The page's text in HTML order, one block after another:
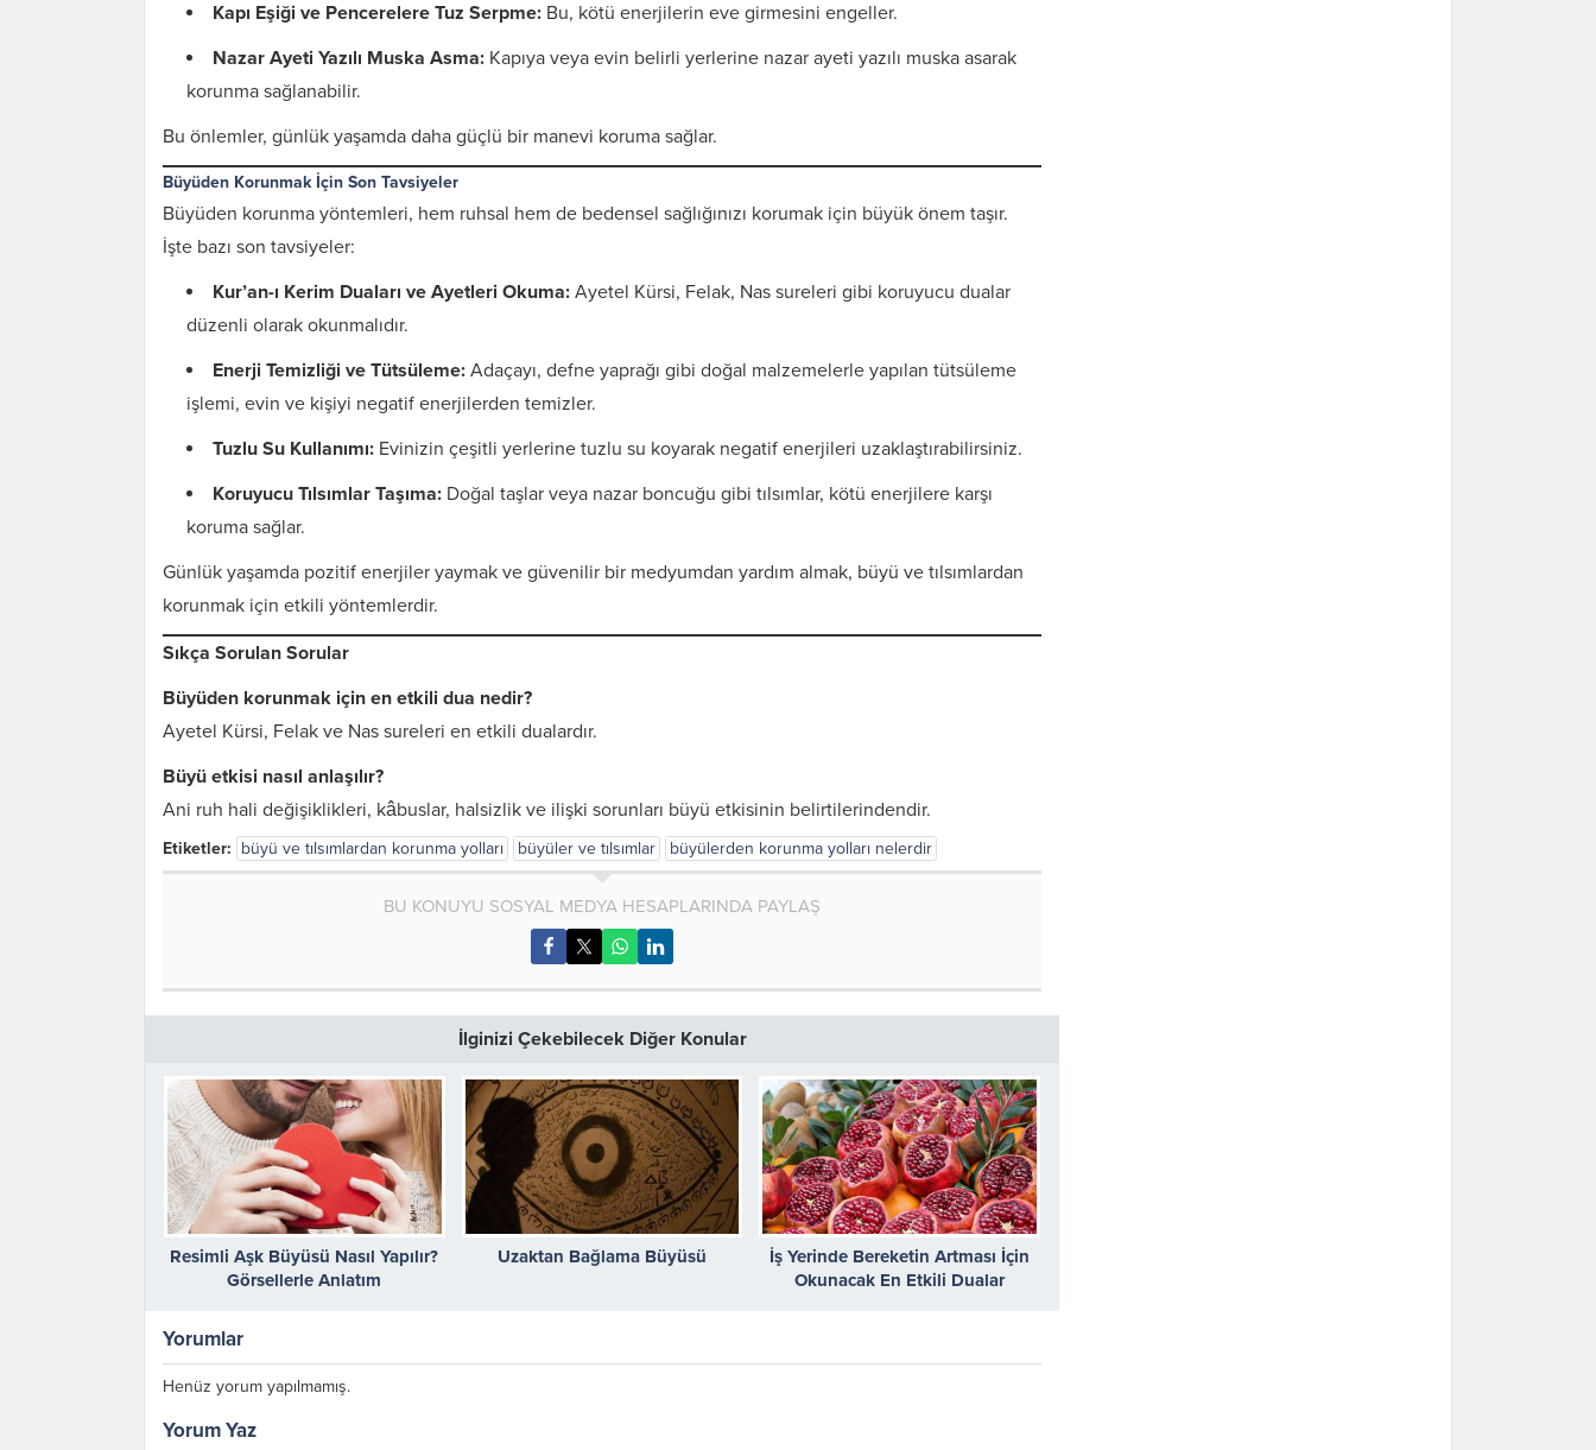
Kapı Eşiği ve Pencerelere Tuz Serpme: Bu, kötü enerjilerin eve girmesini engeller.
Nazar Ayeti Yazılı Muska Asma: Kapıya veya evin belirli yerlerine nazar ayeti yazılı muska asarak
korunma sağlanabilir.
Bu önlemler, günlük yaşamda daha güçlü bir manevi koruma sağlar.
Büyüden Korunmak İçin Son Tavsiyeler
Büyüden korunma yöntemleri, hem ruhsal hem de bedensel sağlığınızı korumak için büyük önem taşır.
İşte bazı son tavsiyeler:
Kur’an-ı Kerim Duaları ve Ayetleri Okuma: Ayetel Kürsi, Felak, Nas sureleri gibi koruyucu dualar
düzenli olarak okunmalıdır.
Enerji Temizliği ve Tütsüleme: Adaçayı, defne yaprağı gibi doğal malzemelerle yapılan tütsüleme
işlemi, evin ve kişiyi negatif enerjilerden temizler.
Tuzlu Su Kullanımı: Evinizin çeşitli yerlerine tuzlu su koyarak negatif enerjileri uzaklaştırabilirsiniz.
Koruyucu Tılsımlar Taşıma: Doğal taşlar veya nazar boncuğu gibi tılsımlar, kötü enerjilere karşı
koruma sağlar.
Günlük yaşamda pozitif enerjiler yaymak ve güvenilir bir medyumdan yardım almak, büyü ve tılsımlardan
korunmak için etkili yöntemlerdir.
Sıkça Sorulan Sorular
Büyüden korunmak için en etkili dua nedir?
Ayetel Kürsi, Felak ve Nas sureleri en etkili dualardır.
Büyü etkisi nasıl anlaşılır?
Ani ruh hali değişiklikleri, kâbuslar, halsizlik ve ilişki sorunları büyü etkisinin belirtilerindendir.
Etiketler: büyü ve tılsımlardan korunma yolları büyüler ve tılsımlar büyülerden korunma yolları nelerdir
BU KONUYU SOSYAL MEDYA HESAPLARINDA PAYLAŞ
İlginizi Çekebilecek Diğer Konular
Resimli Aşk Büyüsü Nasıl Yapılır?
Görsellerle Anlatım
Uzaktan Bağlama Büyüsü
İş Yerinde Bereketin Artması İçin
Okunacak En Etkili Dualar
Yorumlar
Henüz yorum yapılmamış.
Yorum Yaz